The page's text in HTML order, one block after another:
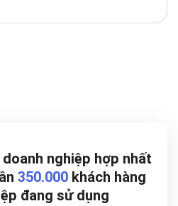
nghiệp hợp nhất
350.000 khách hàng
đang sử dụng